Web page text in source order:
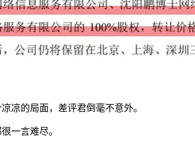
凉的局面，差评君倒毫不意外。
一言难尽。